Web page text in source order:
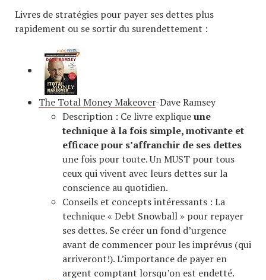
Livres de stratégies pour payer ses dettes plus
rapidement ou se sortir du surendettement :
The Total Money Makeover-Dave Ramsey
Description : Ce livre expliqueune
technique à la fois simple, motivante et
efficace pour s’affranchir de ses dettes
une fois pour toute. Un MUST pour tous
ceux qui vivent avec leurs dettes sur la
conscience au quotidien.
Conseils et concepts intéressants : La
technique « Debt Snowball » pour repayer
ses dettes. Se créer un fond d’urgence
avant de commencer pour les imprévus (qui
arriveront!). L’importance de payer en
argent comptant lorsqu’on est endetté.